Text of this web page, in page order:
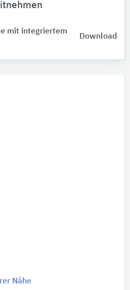
Nähe
mit integriertem
Download